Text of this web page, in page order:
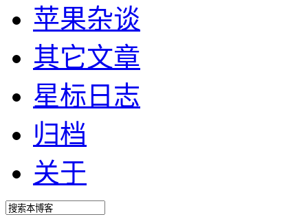
苹果杂谈
其它文章
星标日志
归档
关于